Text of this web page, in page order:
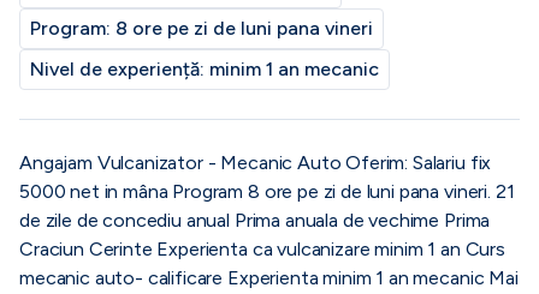
Program: 8 ore pe zi de luni pana vineri
Nivel de experiență: minim 1 an mecanic
Angajam Vulcanizator - Mecanic Auto Oferim: Salariu fix
5000 net in mâna Program 8 ore pe zi de luni pana vineri. 21
de zile de concediu anual Prima anuala de vechime Prima
Craciun Cerinte Experienta ca vulcanizare minim 1 an Curs
mecanic auto- calificare Experienta minim 1 an mecanic Mai